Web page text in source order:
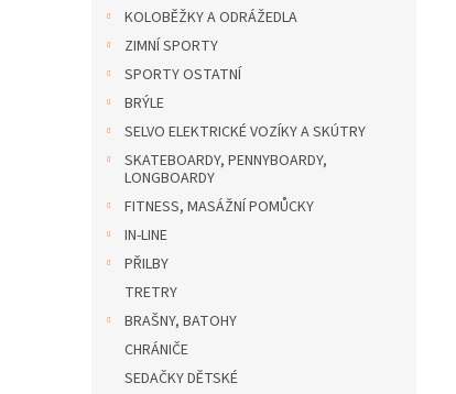
KOLOBĚŽKY A ODRÁŽEDLA
ZIMNÍ SPORTY
SPORTY OSTATNÍ
BRÝLE
SELVO ELEKTRICKÉ VOZÍKY A SKÚTRY
SKATEBOARDY, PENNYBOARDY,
LONGBOARDY
FITNESS, MASÁŽNÍ POMŮCKY
IN-LINE
PŘILBY
TRETRY
BRAŠNY, BATOHY
CHRÁNIČE
SEDAČKY DĚTSKÉ